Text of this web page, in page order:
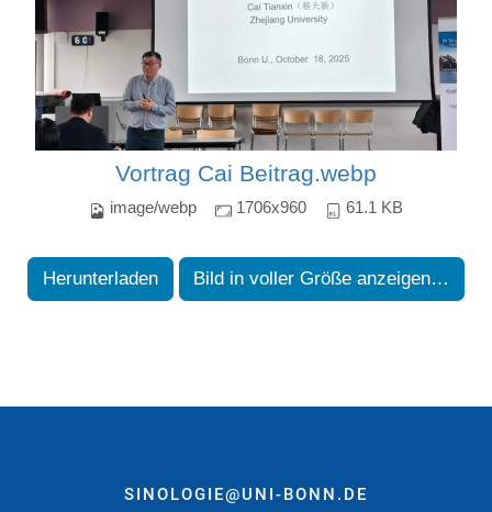
Vortrag Cai Beitrag.webp
image/webp 1706x960 61.1 KB
Herunterladen Bild in voller Größe anzeigen…
SINOLOGIE@UNI-BONN.DE